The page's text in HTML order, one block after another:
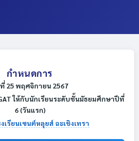
กำหนดการ
25 พฤศจิกายน 2567
ให้กับนักเรียนระดับชั้นมัธยมศึกษาปีที่
6 (วันแรก)
งเรียนเซนต์หลุยส์ ฉะเชิงเทรา